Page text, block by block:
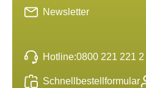
springen
Hotline:0800 221 221 2
Schnellbestellformular
Newsletter